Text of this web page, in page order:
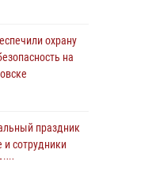
охрану
на
праздник
сотрудники